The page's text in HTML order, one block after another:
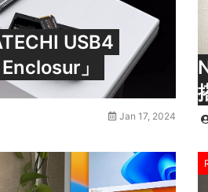
USB4
」
Jan 17, 2024